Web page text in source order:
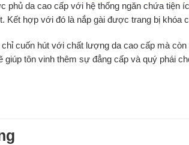
phủ da cao cấp với hệ thống ngăn chứa tiện
Kết hợp với đó là nắp gài được trang bị
chỉ cuốn hút với chất lượng da cao cấp mà
giúp tôn vinh thêm sự đẳng cấp và quý phái